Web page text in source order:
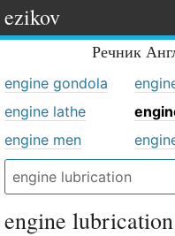
ezikov
Речник
engine gondola
engine lathe
engine men
engine lubrication